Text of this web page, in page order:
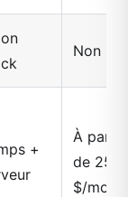
Non
+
À partir
de 25
$/mois